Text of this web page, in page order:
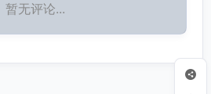
暂无评论...